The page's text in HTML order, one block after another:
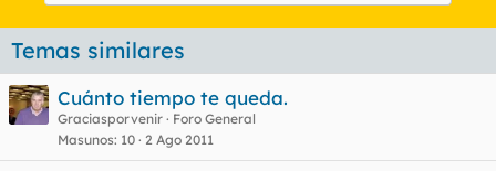
Temas similares
Cuánto tiempo te queda.
Graciasporvenir
Foro General
Masunos 10 2 Ago 2011